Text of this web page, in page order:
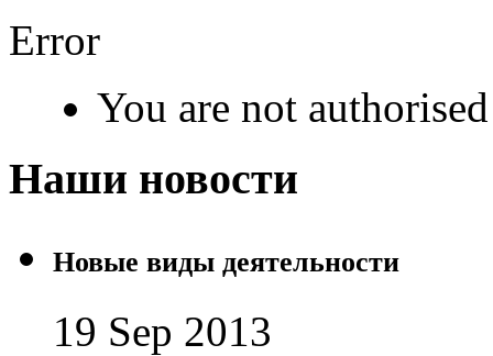
Error
You are not
Наши новости
Новые виды деятельности
19 Sep 2013